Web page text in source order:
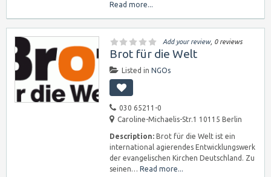
Read more...
Add your review, 0 reviews
Brot für die Welt
Listed in NGOs
030 65211-0
Caroline-Michaelis-Str.1 10115 Berlin
Description: Brot für die Welt ist ein
international agierendes Entwicklungswerk
der evangelischen Kirchen Deutschland. Zu
seinen… Read more...